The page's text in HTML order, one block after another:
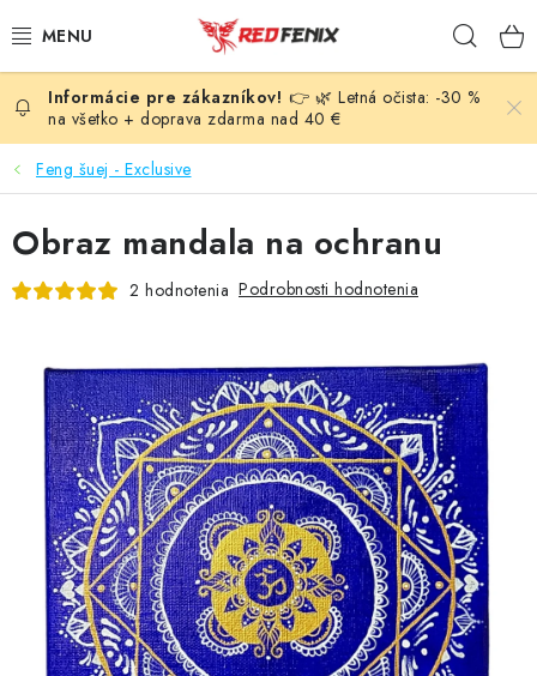
na
POMÔCKY
NÁRAMKY
PRÍVESKY
LIEČIVÉ KAMENE
SVIEČKY
SLNEČNÉ KRYŠTÁLY
AMULETY A TALIZMANY
MANDALY
PODĽA OBLASTÍ
👉 🌿 Letná očista: -30 %
na všetko + doprava zdarma nad 40 €
Feng šuej - Exclusive
Obraz mandala na ochranu
2 hodnotenia Podrobnosti hodnotenia